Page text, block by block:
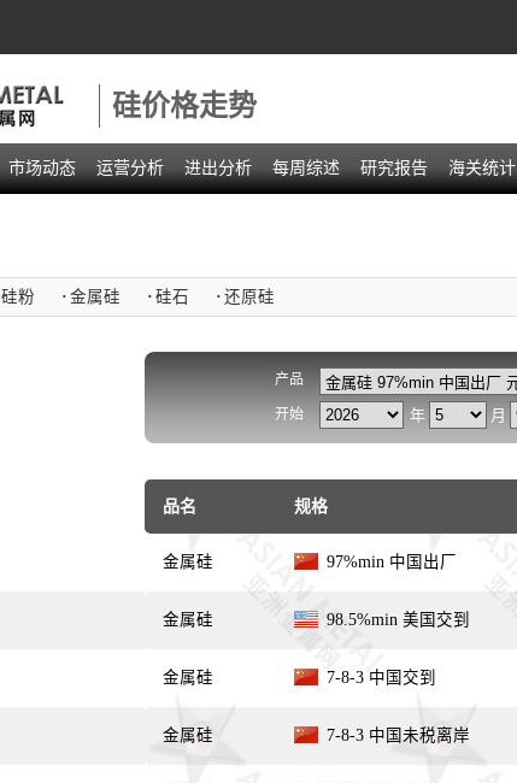
硅价格走势
市场动态 运营分析 进出分析 每周综述 研究报告 海关统计
硅粉 · 金属硅 · 硅石 · 还原硅
产品
开始 年 月
品名 规格
金属硅 97%min 中国出厂
金属硅 98.5%min 美国交到
金属硅 7-8-3 中国交到
金属硅 7-8-3 中国未税离岸